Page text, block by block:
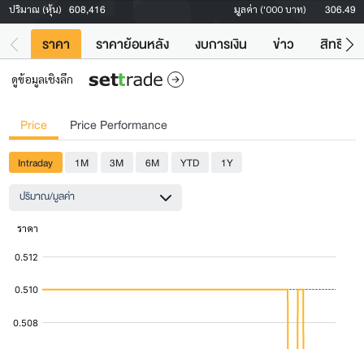
ปริมาณ (หุ้น) 608,416 มูลค่า ('000 บาท) 306.49
ราคา ราคาย้อนหลัง งบการเงิน ข่าว สิทธิปร
ดูข้อมูลเชิงลึก
Price Price Performance
Intraday 1M 3M 6M YTD
1Y
ปริมาณ/มูลค่า